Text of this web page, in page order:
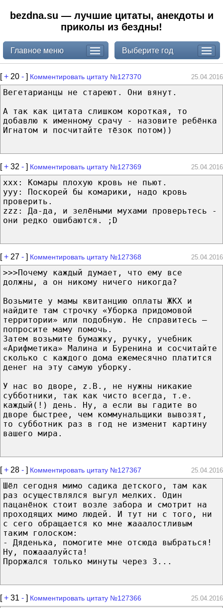
bezdna.su — лучшие цитаты, анекдоты и
приколы из бездны!
Главное меню Выберите год
[+ 20 - ] Комментировать цитату №127370 25.04.2016
Вегетарианцы не стареют. Они вянут.
А так как цитата слишком короткая, то
добавлю к именному срачу - назовите ребёнка
Игнатом и посчитайте тёзок потом))
[+ 32 - ] Комментировать цитату №127369 25.04.2016
xxx: Комары плохую кровь не пьют.
yyy: Поскорей бы комарики, надо кровь
проверить.
zzz: Да-да, и зелёными мухами проверьтесь -
они редко ошибаются. ;D
[+ 27 - ] Комментировать цитату №127368 25.04.2016
>>>Почему каждый думает, что ему все
должны, а он никому ничего никогда?
Возьмите у мамы квитанцию оплаты ЖКХ и
найдите там строчку «Уборка придомовой
территории» или подобную. Не справитесь —
попросите маму помочь.
Затем возьмите бумажку, ручку, учебник
«Арифметика» Малина и Буренина и сосчитайте
сколько с каждого дома ежемесячно платится
денег на эту самую уборку.
У нас во дворе, z.B., не нужны никакие
субботники, так как чисто всегда, т.е.
каждый(!) день. Ну, а если вы гадите во
дворе быстрее, чем коммунальщики вывозят,
то субботник раз в год не изменит картину
вашего мира.
[+ 28 - ] Комментировать цитату №127367 25.04.2016
Шёл сегодня мимо садика детского, там как
раз осуществлялся выгул мелких. Один
пацанёнок стоит возле забора и смотрит на
проходящих мимо людей. И тут ни с того, ни
с сего обращается ко мне жааалостливым
таким голоском:
- Дяденька, помогите мне отсюда выбраться!
Ну, пожааалуйста!
Проржался только минуты через 3...
[+ 31 - ] Комментировать цитату №127366 25.04.2016